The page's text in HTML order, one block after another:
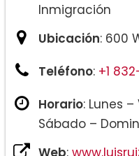
Inmigración
Ubicación: 600
Teléfono: +1
Horario: Lunes
Sábado –
Web: